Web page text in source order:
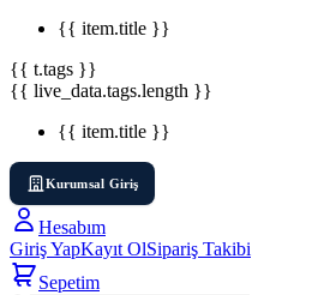
{{ item.title }}
{{ t.tags }}
{{ live_data.tags.length }}
{{ item.title }}
Kurumsal Giriş
Hesabım
Giriş YapKayıt OlSipariş Takibi
Sepetim